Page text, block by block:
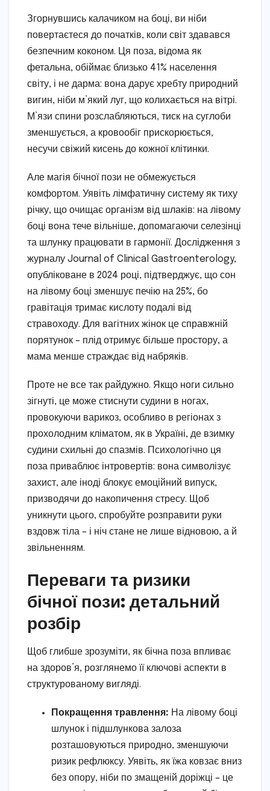
Згорнувшись калачиком на боці, ви ніби
повертаєтеся до початків, коли світ здавався
безпечним коконом. Ця поза, відома як
фетальна, обіймає близько 41% населення
світу, і не дарма: вона дарує хребту природний
вигин, ніби м’який луг, що колихається на вітрі.
М’язи спини розслабляються, тиск на суглоби
зменшується, а кровообіг прискорюється,
несучи свіжий кисень до кожної клітинки.
Але магія бічної пози не обмежується
комфортом. Уявіть лімфатичну систему як тиху
річку, що очищає організм від шлаків: на лівому
боці вона тече вільніше, допомагаючи селезінці
та шлунку працювати в гармонії. Дослідження з
журналу Journal of Clinical Gastroenterology,
опубліковане в 2024 році, підтверджує, що сон
на лівому боці зменшує печію на 25%, бо
гравітація тримає кислоту подалі від
стравоходу. Для вагітних жінок це справжній
порятунок – плід отримує більше простору, а
мама менше страждає від набряків.
Проте не все так райдужно. Якщо ноги сильно
зігнуті, це може стиснути судини в ногах,
провокуючи варикоз, особливо в регіонах з
прохолодним кліматом, як в Україні, де взимку
судини схильні до спазмів. Психологічно ця
поза приваблює інтровертів: вона символізує
захист, але іноді блокує емоційний випуск,
призводячи до накопичення стресу. Щоб
уникнути цього, спробуйте розправити руки
вздовж тіла – і ніч стане не лише відновою, а й
звільненням.
Переваги та ризики
бічної пози: детальний
розбір
Щоб глибше зрозуміти, як бічна поза впливає
на здоров’я, розглянемо її ключові аспекти в
структурованому вигляді.
Покращення травлення: На лівому боці
шлунок і підшлункова залоза
розташовуються природно, зменшуючи
ризик рефлюксу. Уявіть, як їжа ковзає вниз
без опору, ніби по змащеній доріжці – це